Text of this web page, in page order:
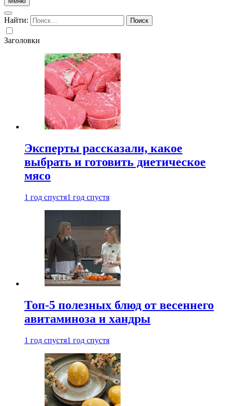
Найти:
Заголовки
Эксперты рассказали, какое
выбрать и готовить диетическое
мясо
1 год спустя1 год спустя
Топ-5 полезных блюд от весеннего
авитаминоза и хандры
1 год спустя1 год спустя